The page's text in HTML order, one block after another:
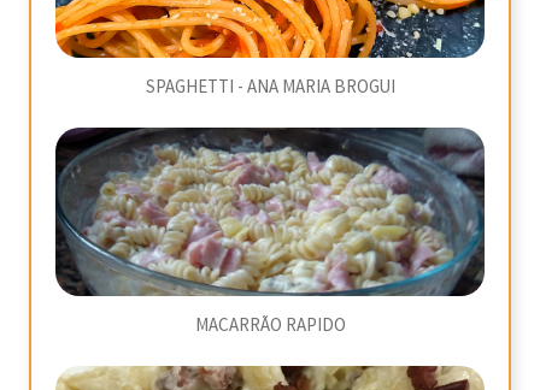
SPAGHETTI - ANA MARIA BROGUI
MACARRÃO RAPIDO